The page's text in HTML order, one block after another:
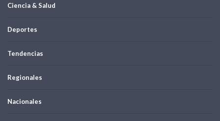
Ciencia & Salud
Deportes
Tendencias
Regionales
Nacionales